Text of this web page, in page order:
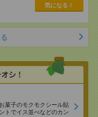
気になる！
菓子のモクモクシール貼
トでイス並べなどのカン